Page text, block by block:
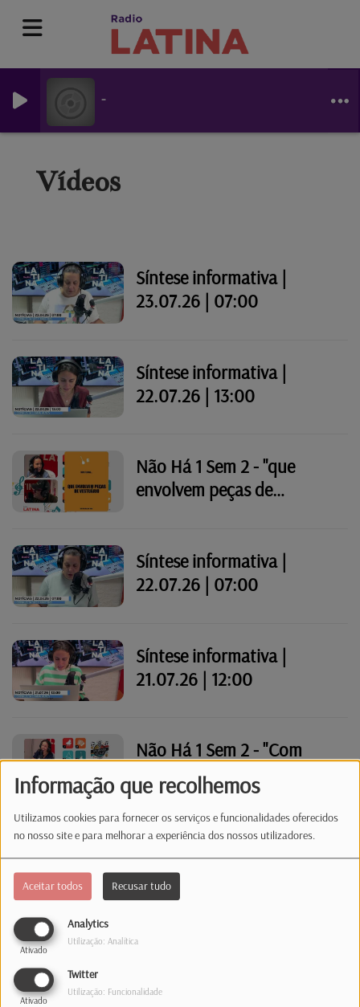
Informação que recolhemos
Utilizamos cookies para fornecer os serviços e funcionalidades oferecidos
no nosso site e para melhorar a experiência dos nossos utilizadores.
Aceitar todos Recusar tudo
Analytics
Ativado
Utilização: Analítica
Twitter
Ativado
Utilização: Funcionalidade
-
Vídeos
Síntese informativa |
23.07.26 | 07:00
Síntese informativa |
22.07.26 | 13:00
Não Há 1 Sem 2 - "que
envolvem peças de
Síntese informativa |
22.07.26 | 07:00
Síntese informativa |
21.07.26 | 12:00
Não Há 1 Sem 2 - "Com
referências a carros"
Grande Plano | "The
Odyssey"
Síntese informativa |